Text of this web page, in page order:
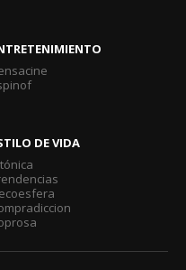
DE VIDA